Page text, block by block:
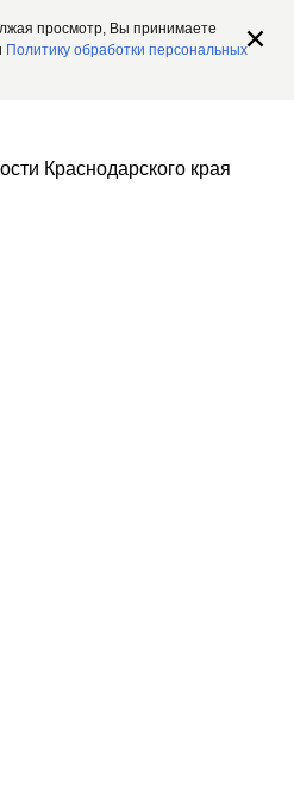
просмотр, Вы принимаете
Политику обработки персональных
Краснодарского края